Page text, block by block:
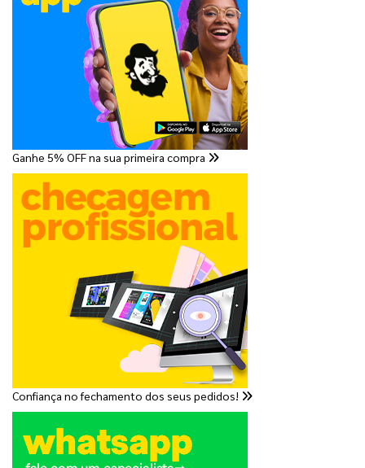
Ganhe 5% OFF na sua primeira compra
Confiança no fechamento dos seus pedidos!